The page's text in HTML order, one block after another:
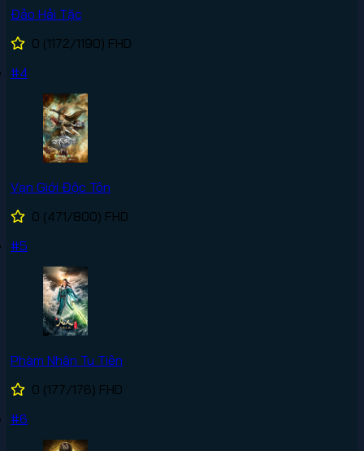
Đảo Hải Tặc
0 (1172/1190) FHD
#4
Vạn Giới Độc Tôn
0 (471/800) FHD
#5
Phàm Nhân Tu Tiên
0 (177/176) FHD
#6